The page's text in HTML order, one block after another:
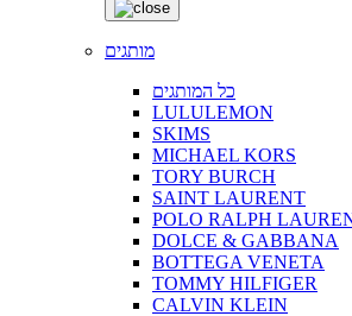
מותגים
כל המותגים
LULULEMON
SKIMS
MICHAEL KORS
TORY BURCH
SAINT LAURENT
POLO RALPH
DOLCE & GABBANA
BOTTEGA VENETA
TOMMY HILFIGER
CALVIN KLEIN